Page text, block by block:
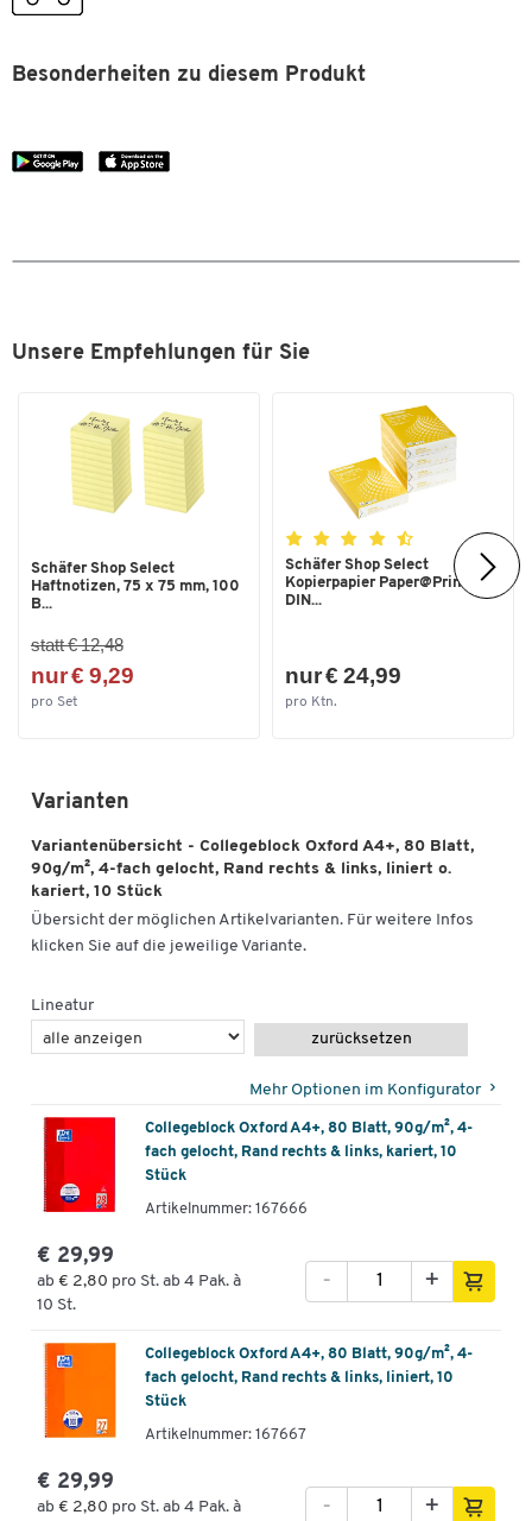
SCRIBZEE®‐kompatibel
Format (DIN)
Besonderheiten zu diesem Produkt
Unsere Empfehlungen für Sie
Schäfer Shop Select
Haftnotizen, 75 x 75 mm, 100
B...
statt € 12,48
nur € 9,29
pro Set
Schäfer Shop Select
Kopierpapier Paper@Print,
DIN...
nur € 24,99
pro Ktn.
Varianten
Variantenübersicht - Collegeblock Oxford A4+, 80 Blatt,
90g/m², 4-fach gelocht, Rand rechts & links, liniert o.
kariert, 10 Stück
Übersicht der möglichen Artikelvarianten. Für weitere Infos
klicken Sie auf die jeweilige Variante.
Lineatur
zurücksetzen
Mehr Optionen im Konfigurator
Collegeblock Oxford A4+, 80 Blatt, 90g/m², 4-
fach gelocht, Rand rechts & links, kariert, 10
Stück
Artikelnummer: 167666
€ 29,99
ab € 2,80 pro St. ab 4 Pak. à
10 St.
+
-
Collegeblock Oxford A4+, 80 Blatt, 90g/m², 4-
fach gelocht, Rand rechts & links, liniert, 10
Stück
Artikelnummer: 167667
€ 29,99
ab € 2,80 pro St. ab 4 Pak. à
+
-